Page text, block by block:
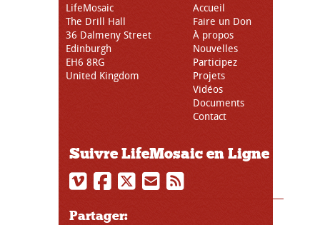
LifeMosaic
The Drill Hall
36 Dalmeny Street
Edinburgh
EH6 8RG
United Kingdom
Accueil
Faire un Don
À propos
Nouvelles
Participez
Projets
Vidéos
Documents
Contact
Suivre LifeMosaic en Ligne
Partager: